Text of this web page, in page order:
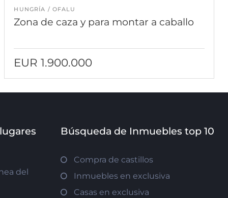
HUNGRÍA OFALU
Zona de caza y para montar a caballo
EUR 1.900.000
del
Búsqueda de Inmuebles top 10
Compra de castillos
Inmuebles en exclusiva
Casas en exclusiva